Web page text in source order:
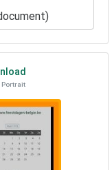
Portrait